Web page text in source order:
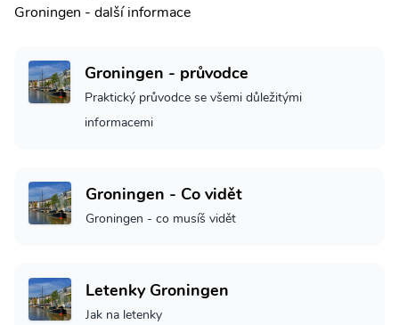
Groningen - další informace
Groningen - průvodce
Praktický průvodce se všemi důležitými
informacemi
Groningen - Co vidět
Groningen - co musíš vidět
Letenky Groningen
Jak na letenky